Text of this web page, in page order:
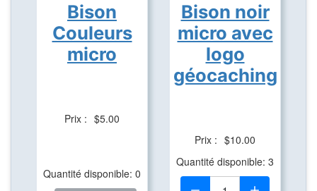
Bison
Couleurs
micro
Prix : $5.00
Quantité disponible: 0
Bison noir
micro avec
logo
géocaching
Prix : $10.00
Quantité disponible: 3
Quantité: